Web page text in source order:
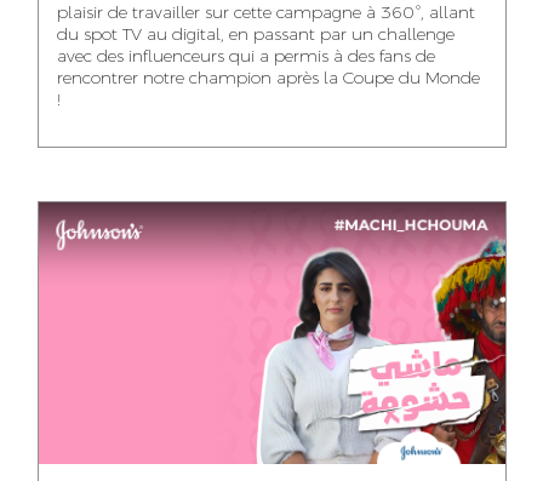
MERYEM OUALHAN
TRAFFIC MANAGER
JABRI AHMED
GRAPHIC
DESIGNER
WISSAL KHALIFI
INFLUENCE
MANAGER
HOUMALY
ILYASS EL ADANI
ART DIRECTOR
MAHA SAKOUT
HEAD OF SOCIAL &
CONTENT
AYOUB HAMMOUDI
MOTION DESIGNER
SAWSANE LAHBIBI
PRODUCTION
DIRECTOR
plaisir de travailler sur cette campagne à 360°, allant
du spot TV au digital, en passant par un challenge
avec des influenceurs qui a permis à des fans de
rencontrer notre champion après la Coupe du Monde
!